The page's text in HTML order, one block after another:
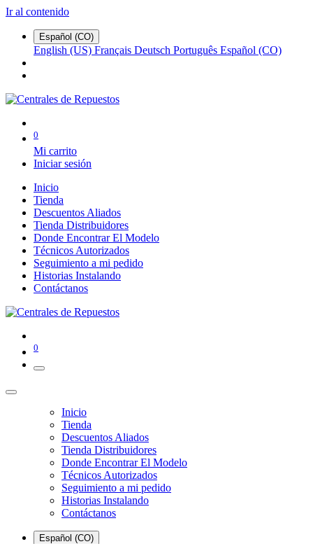
Ir al contenido
Español (CO)
English (US) Français Deutsch Português Español (CO)
0
Mi carrito
Iniciar sesión
Inicio
Tienda
Descuentos Aliados
Tienda Distribuidores
Donde Encontrar El Modelo
Técnicos Autorizados
Seguimiento a mi pedido
Historias Instalando
Contáctanos
0
Inicio
Tienda
Descuentos Aliados
Tienda Distribuidores
Donde Encontrar El Modelo
Técnicos Autorizados
Seguimiento a mi pedido
Historias Instalando
Contáctanos
Español (CO)